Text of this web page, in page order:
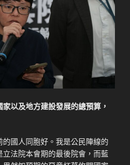
以及地方建設發展的總預算，
國人同胞好。我是公民陣線的
法院本會期的最後院會，而藍